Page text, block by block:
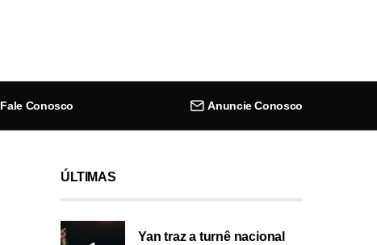
Fale Conosco Anuncie Conosco
ÚLTIMAS
Yan traz a turnê nacional